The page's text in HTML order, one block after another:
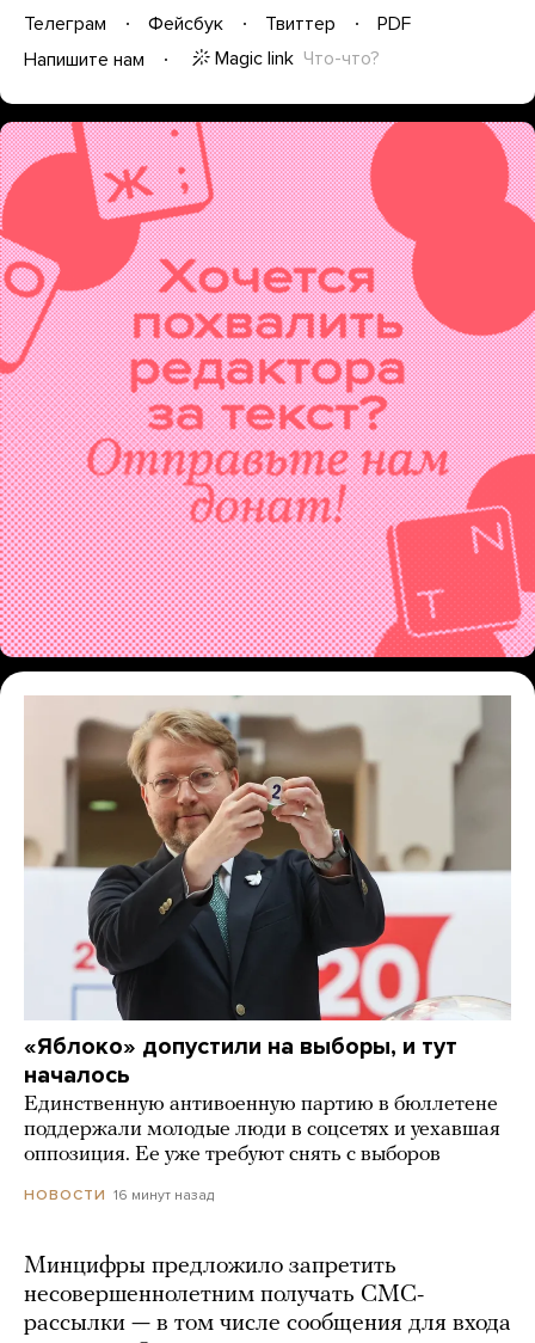
Телеграм Фейсбук Твиттер
PDF
Напишите нам
Magic link Что-что?
«Яблоко» допустили на выборы, и тут
началось
Единственную антивоенную партию в бюллетене
поддержали молодые люди в соцсетях и уехавшая
оппозиция. Ее уже требуют снять с выборов
НОВОСТИ 16 минут назад
Минцифры предложило запретить
несовершеннолетним получать СМС-
рассылки — в том числе сообщения для входа